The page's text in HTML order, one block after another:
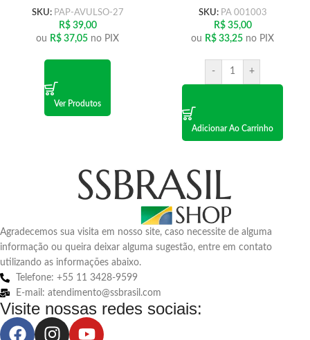
SKU: PAP-AVULSO-27
R$39,00
ou R$ 37,05 no PIX
Ver Produtos
SKU: PA 001003
R$35,00
ou R$ 33,25 no PIX
- +
Adicionar Ao Carrinho
Agradecemos sua visita em nosso site, caso necessite de alguma
informação ou queira deixar alguma sugestão, entre em contato
utilizando as informações abaixo.
Telefone: +55 11 3428-9599
E-mail: atendimento@ssbrasil.com
Visite nossas redes sociais: